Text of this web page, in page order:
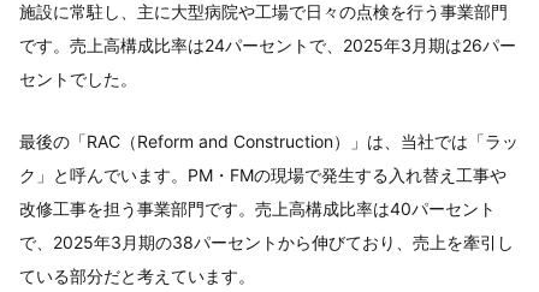
施設に常駐し、主に大型病院や工場で日々の点検を行う事業部門
です。売上高構成比率は24パーセントで、2025年3月期は26パー
セントでした。
最後の「RAC（Reform and Construction）」は、当社では「ラッ
ク」と呼んでいます。PM・FMの現場で発生する入れ替え工事や
改修工事を担う事業部門です。売上高構成比率は40パーセント
で、2025年3月期の38パーセントから伸びており、売上を牽引し
ている部分だと考えています。